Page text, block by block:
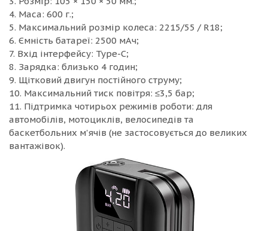
4. Маса: 600 г.;
5. Максимальний розмір колеса: 2215/55 / R18;
6. Ємність батареї: 2500 мАч;
7. Вхід інтерфейсу: Type-C;
8. Зарядка: близько 4 годин;
9. Щітковий двигун постійного струму;
10. Максимальний тиск повітря: ≤3,5 бар;
11. Підтримка чотирьох режимів роботи: для
автомобілів, мотоциклів, велосипедів та
баскетбольних м'ячів (не застосовується до великих
вантажівок).